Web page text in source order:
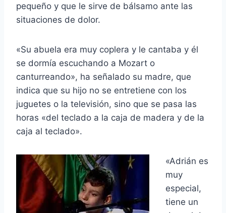
pequeño y que le sirve de bálsamo ante las
situaciones de dolor.
«Su abuela era muy coplera y le cantaba y él
se dormía escuchando a Mozart o
canturreando», ha señalado su madre, que
indica que su hijo no se entretiene con los
juguetes o la televisión, sino que se pasa las
horas «del teclado a la caja de madera y de la
caja al teclado».
«Adrián es
muy
especial,
tiene un